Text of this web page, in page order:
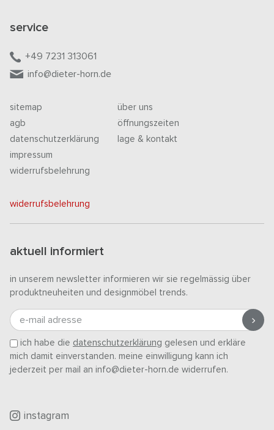
service
+49 7231 313061
info@dieter-horn.de
sitemap
agb
datenschutzerklärung
impressum
widerrufsbelehrung
über uns
öffnungszeiten
lage & kontakt
widerrufsbelehrung
aktuell informiert
in unserem newsletter informieren wir sie regelmässig über
produktneuheiten und designmöbel trends.
e-mail adresse
ich habe die datenschutzerklärung gelesen und erkläre
mich damit einverstanden. meine einwilligung kann ich
jederzeit per mail an info@dieter-horn.de widerrufen.
instagram